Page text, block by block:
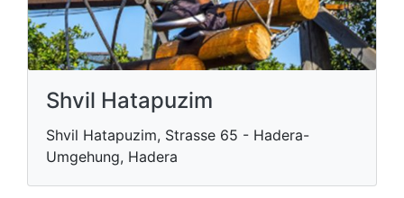
Shvil Hatapuzim
Shvil Hatapuzim, Strasse 65 - Hadera-
Umgehung, Hadera